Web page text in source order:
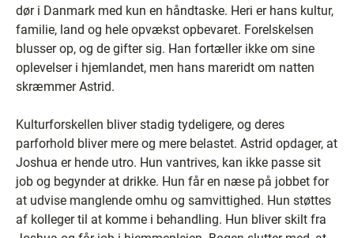
dør i Danmark med kun en håndtaske. Heri er hans kultur,
familie, land og hele opvækst opbevaret. Forelskelsen
blusser op, og de gifter sig. Han fortæller ikke om sine
oplevelser i hjemlandet, men hans mareridt om natten
skræmmer Astrid.
Kulturforskellen bliver stadig tydeligere, og deres
parforhold bliver mere og mere belastet. Astrid opdager, at
Joshua er hende utro. Hun vantrives, kan ikke passe sit
job og begynder at drikke. Hun får en næse på jobbet for
at udvise manglende omhu og samvittighed. Hun støttes
af kolleger til at komme i behandling. Hun bliver skilt fra